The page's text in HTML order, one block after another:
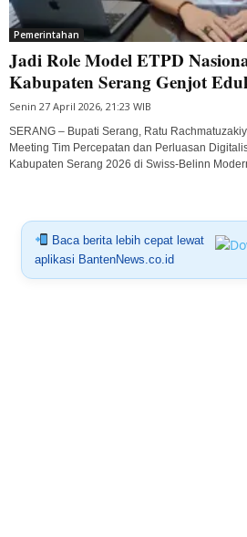
Pemerintahan
Jadi Role Model ETPD
Kabupaten Serang Genjot
Senin 27 April 2026, 21:23 WIB
SERANG – Bupati Serang, Ratu
Meeting Tim Percepatan dan Perluasan
Kabupaten Serang 2026 di Swiss-Belinn
Baca berita lebih cepat lewat
aplikasi BantenNews.co.id